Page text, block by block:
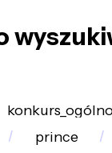
prince